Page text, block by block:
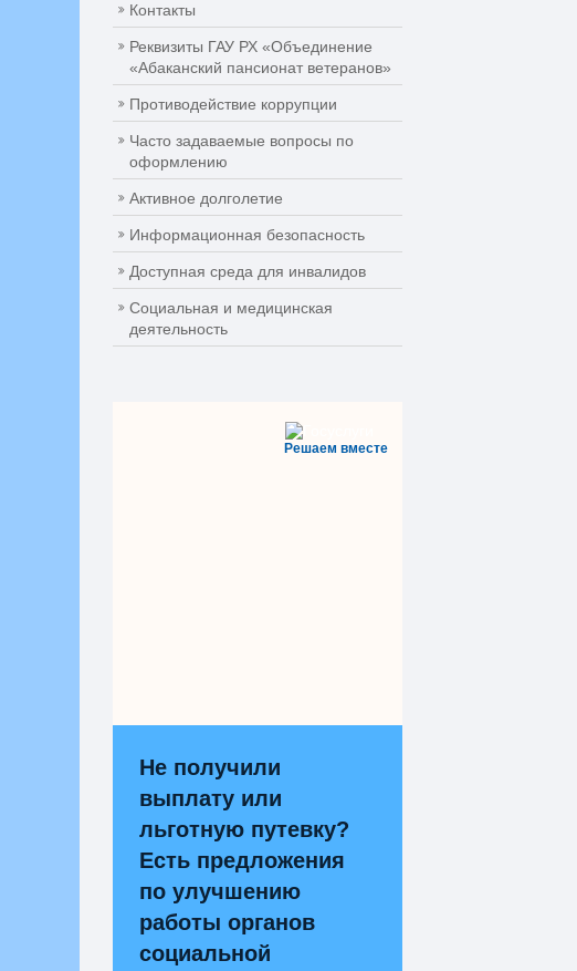
Контакты
Реквизиты ГАУ РХ «Объединение
«Абаканский пансионат ветеранов»
Противодействие коррупции
Часто задаваемые вопросы по
оформлению
Активное долголетие
Информационная безопасность
Доступная среда для инвалидов
Социальная и медицинская
деятельность
Решаем вместе
Не получили
выплату или
льготную путевку?
Есть предложения
по улучшению
работы органов
социальной